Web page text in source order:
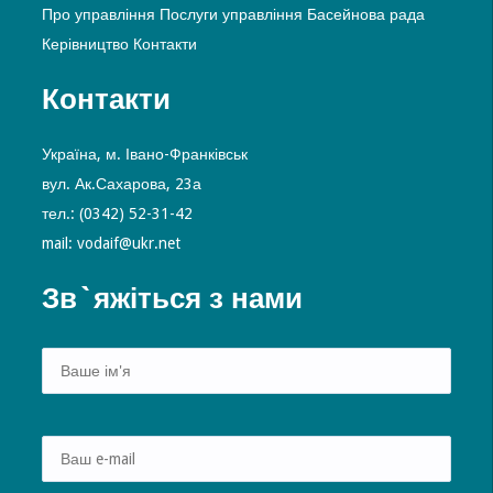
Про управління Послуги управління Басейнова рада
Керівництво Контакти
Контакти
Україна, м. Івано-Франківськ
вул. Ак.Сахарова, 23а
тел.: (0342) 52-31-42
mail: vodaif@ukr.net
Зв`яжіться з нами